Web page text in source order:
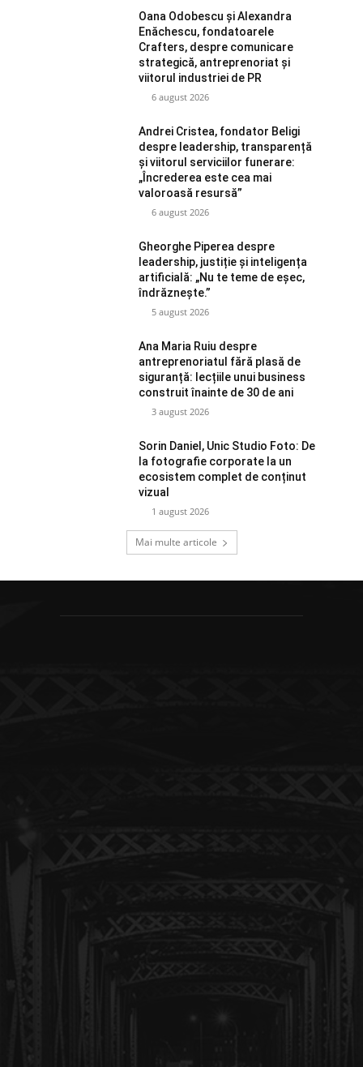
Oana Odobescu și Alexandra
Enăchescu, fondatoarele
Crafters, despre comunicare
strategică, antreprenoriat și
viitorul industriei de PR
6 august 2026
Andrei Cristea, fondator Beligi
despre leadership, transparență
și viitorul serviciilor funerare:
„Încrederea este cea mai
valoroasă resursă”
6 august 2026
Gheorghe Piperea despre
leadership, justiție și inteligența
artificială: „Nu te teme de eșec,
îndrăznește.”
5 august 2026
Ana Maria Ruiu despre
antreprenoriatul fără plasă de
siguranță: lecțiile unui business
construit înainte de 30 de ani
3 august 2026
Sorin Daniel, Unic Studio Foto: De
la fotografie corporate la un
ecosistem complet de conținut
vizual
1 august 2026
Mai multe articole